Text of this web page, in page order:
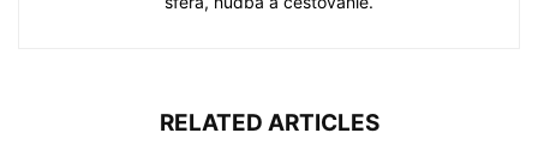
RELATED ARTICLES